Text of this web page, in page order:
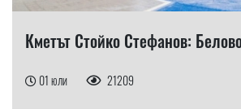
Кметът Стойко Стефанов:
01 юли 21209